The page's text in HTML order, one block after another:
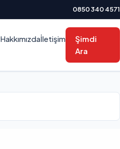
0850 340 4571
Hakkımızdaİletişim
Şimdi
Ara